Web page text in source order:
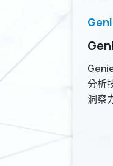
分析
洞察